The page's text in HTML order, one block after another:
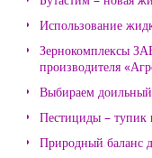
Использование
Зернокомплексы
производителя
Выбираем
Пестициды – тупик
Природный баланс